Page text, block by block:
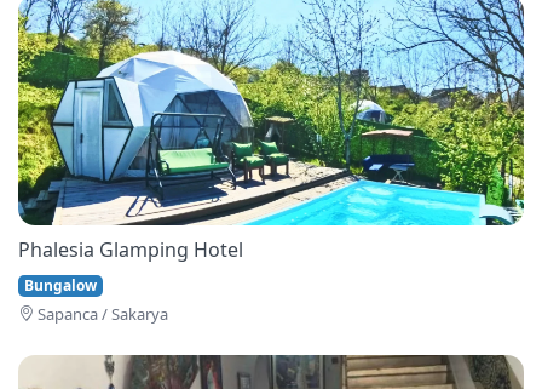
Phalesia Glamping Hotel
Bungalow
Sapanca / Sakarya